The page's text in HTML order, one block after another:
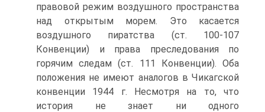
правовой режим воздушного пространства
над открытым морем. Это касается
воздушного пиратства (ст. 100-107
Конвенции) и права преследования по
горячим следам (ст. 111 Конвенции). Оба
положения не имеют аналогов в Чикагской
конвенции 1944 г. Несмотря на то, что
история не знает ни одного